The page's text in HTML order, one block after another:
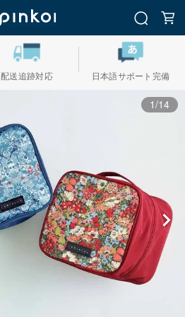
配送追跡対応 日本語サポート完備
1/14